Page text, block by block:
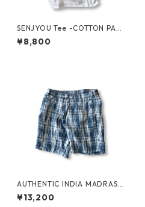
SENJYOU Tee -COTTON PAN
-
¥8,800
AUTHENTIC INDIA MADRAS
SHORTS by Polo Ralph Laure
n
¥13,200